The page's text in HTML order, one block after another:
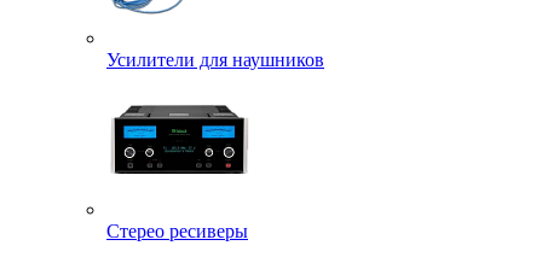
Усилители для наушников
Стерео ресиверы